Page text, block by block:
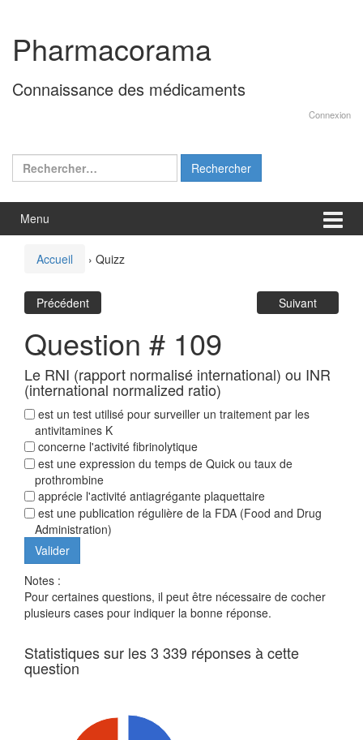
contenu
menu
principal
Pharmacorama
Connaissance des médicaments
Connexion
Rechercher :
Menu
Accueil › Quizz
Précédent Suivant
Question # 109
Le RNI (rapport normalisé international) ou INR
(international normalized ratio)
est un test utilisé pour surveiller un traitement par les
antivitamines K
concerne l'activité fibrinolytique
est une expression du temps de Quick ou taux de
prothrombine
apprécie l'activité antiagrégante plaquettaire
est une publication régulière de la FDA (Food and Drug
Administration)
Notes :
Pour certaines questions, il peut être nécessaire de cocher
plusieurs cases pour indiquer la bonne réponse.
Statistiques sur les 3 339 réponses à cette
question